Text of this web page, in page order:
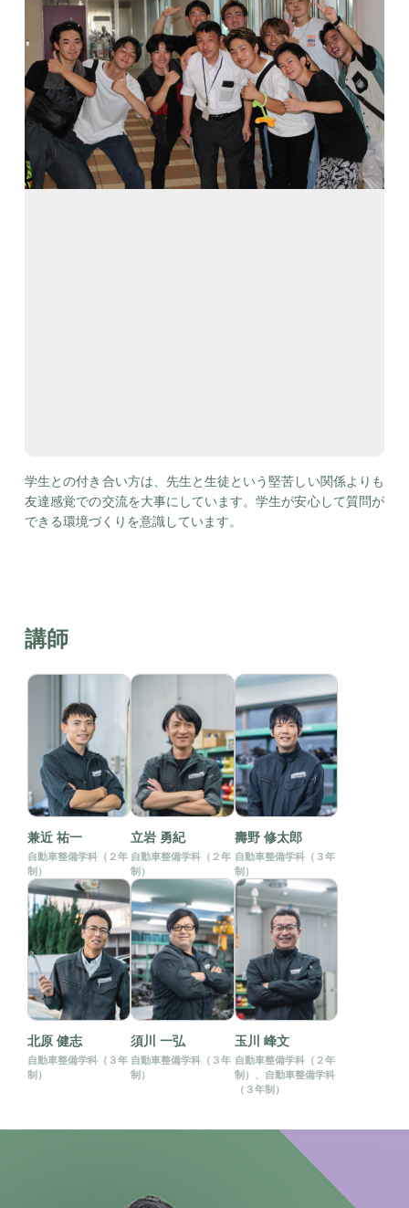
学生との付き合い方は、先生と生徒という堅苦しい関係よりも
友達感覚での交流を大事にしています。学生が安心して質問が
できる環境づくりを意識しています。
講師
兼近 祐一
自動車整備学科（２年
制）
立岩 勇紀
自動車整備学科（２年
制）
壽野 修太郎
自動車整備学科（３年
制）
北原 健志
自動車整備学科（３年
制）
須川 一弘
自動車整備学科（３年
制）
玉川 峰文
自動車整備学科（２年
制）、自動車整備学科
（３年制）